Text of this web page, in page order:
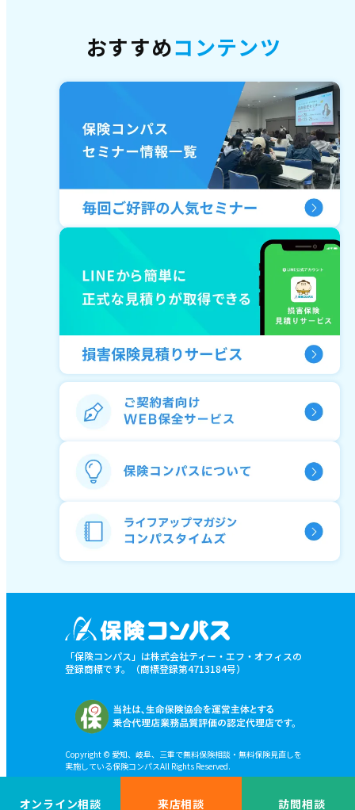
オンライン相談 来店相談 訪問相談
おすすめコンテンツ
「保険コンパス」は株式会社ティー・エフ・オフィスの
登録商標です。（商標登録第4713184号）
Copyright © 愛知、岐阜、三重で無料保険相談・無料保険見直しを
実施している保険コンパスAll Rights Reserved.